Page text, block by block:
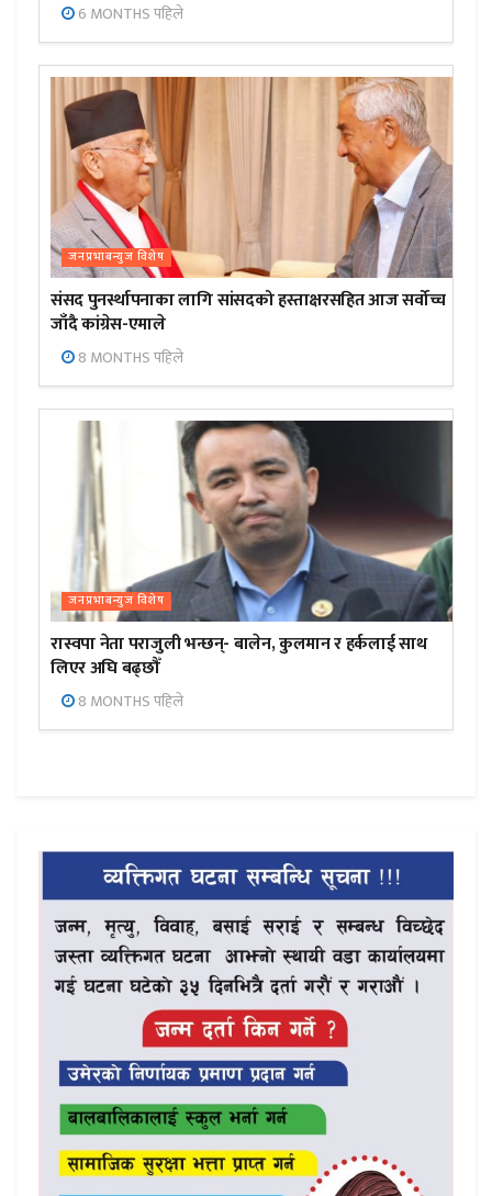
6 MONTHS पहिले
जनप्रभाबन्युज विशेष
संसद पुनर्स्थापनाका लागि सांसदको हस्ताक्षरसहित आज सर्वोच्च
जाँदै कांग्रेस-एमाले
8 MONTHS पहिले
जनप्रभाबन्युज विशेष
रास्वपा नेता पराजुली भन्छन्- बालेन, कुलमान र हर्कलाई साथ
लिएर अघि बढ्छौँ
8 MONTHS पहिले